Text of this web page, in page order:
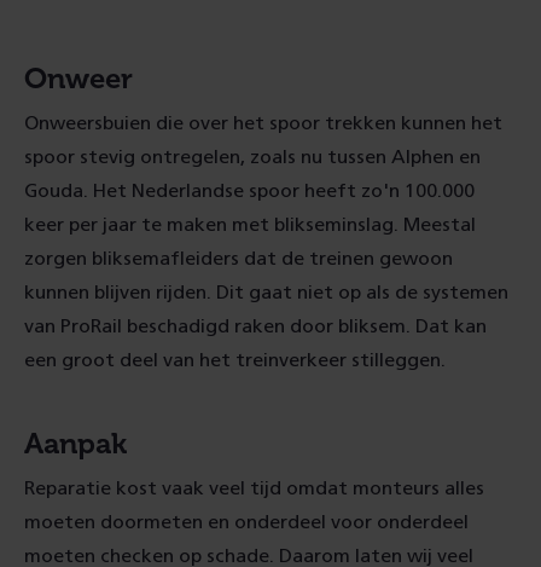
Onweer
Onweersbuien die over het spoor trekken kunnen het
spoor stevig ontregelen, zoals nu tussen Alphen en
Gouda. Het Nederlandse spoor heeft zo'n 100.000
keer per jaar te maken met blikseminslag. Meestal
zorgen bliksemafleiders dat de treinen gewoon
kunnen blijven rijden. Dit gaat niet op als de systemen
van ProRail beschadigd raken door bliksem. Dat kan
een groot deel van het treinverkeer stilleggen.
Aanpak
Reparatie kost vaak veel tijd omdat monteurs alles
moeten doormeten en onderdeel voor onderdeel
moeten checken op schade. Daarom laten wij veel